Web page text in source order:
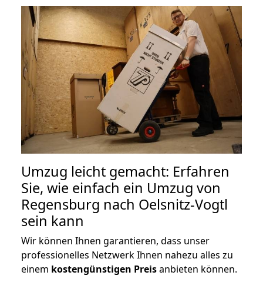
Umzug leicht gemacht: Erfahren
Sie, wie einfach ein Umzug von
Regensburg nach Oelsnitz-Vogtl
sein kann
Wir können Ihnen garantieren, dass unser
professionelles Netzwerk Ihnen nahezu alles zu
einem kostengünstigen Preisanbieten können.